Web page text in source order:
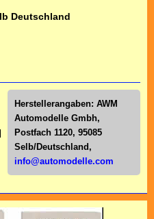
Deutschland
Herstellerangaben: AWM
Automodelle Gmbh,
Postfach 1120, 95085
Selb/Deutschl and,
info@automodelle.com